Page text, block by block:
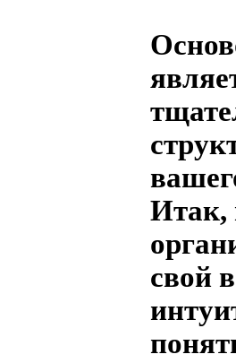
Итак,
свой